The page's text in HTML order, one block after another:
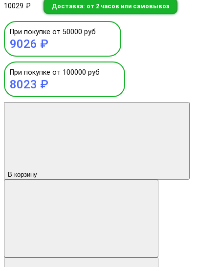
10029 ₽ Доставка: от 2 часов или самовывоз
При покупке от 50000 руб
9026 ₽
При покупке от 100000 руб
8023 ₽
В корзину